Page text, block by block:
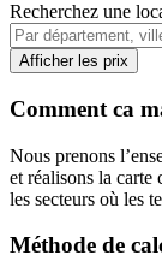
Recherchez une
Afficher les prix
Comment ca
Nous prenons
et réalisons la carte
les secteurs où les
Méthode de